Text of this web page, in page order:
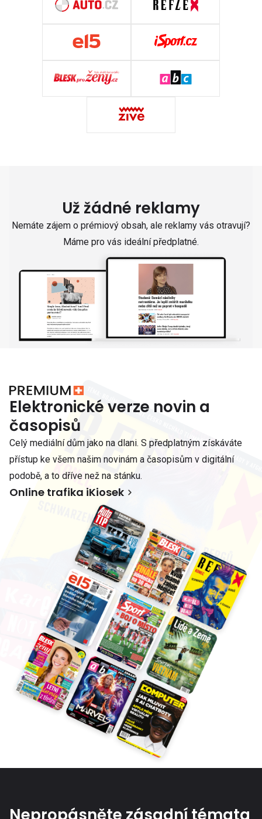
Už žádné reklamy
Nemáte zájem o prémiový obsah, ale reklamy vás otravují?
Máme pro vás ideální předplatné.
Elektronické verze novin a
časopisů
Celý mediální dům jako na dlani. S předplatným získáváte
přístup ke všem našim novinám a časopisům v digitální
podobě, a to dříve než na stánku.
Online trafika iKiosek